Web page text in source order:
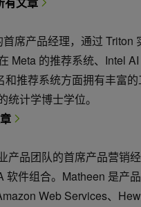
席产品经理，通过 Triton
Meta 的推荐系统、Intel
和推荐系统方面拥有丰富
计学博士学位。
产品团队的首席产品营销
软件组合。Matheen 是产
Web Services、